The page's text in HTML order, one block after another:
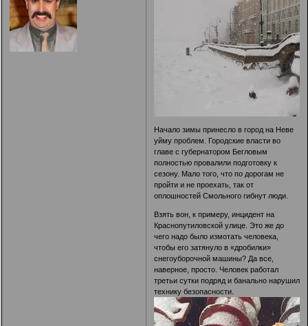
Начало зимы принесло в город на Неве
уйму проблем. Городские власти во
главе с губернатором Бегловым
полностью провалили подготовку к
сезону. Мало того, что по дорогам не
пройти и не проехать, так от
оплошностей Смольного гибнут люди.
Взять вон, к примеру, инцидент на
Краснопутиловской улице. Это же до
чего надо было измотать человека,
чтобы его затянуло в «дробилки»
снегоуборочной машины? Да все,
наверное, просто. Человек работал
третьи сутки подряд и банально нарушил
технику безопасности.